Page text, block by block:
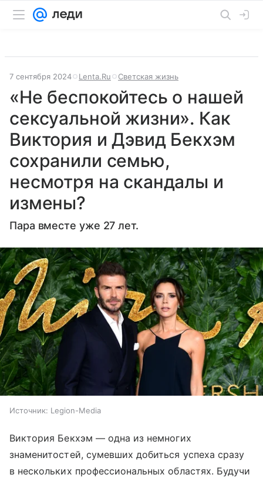
7 сентября 2024 Lenta.Ru Светская жизнь
«Не беспокойтесь о нашей
сексуальной жизни». Как
Виктория и Дэвид Бекхэм
сохранили семью,
несмотря на скандалы и
измены?
Пара вместе уже 27 лет.
Источник: Legion-Media
Виктория Бекхэм — одна из немногих
знаменитостей, сумевших добиться успеха сразу
в нескольких профессиональных областях. Будучи